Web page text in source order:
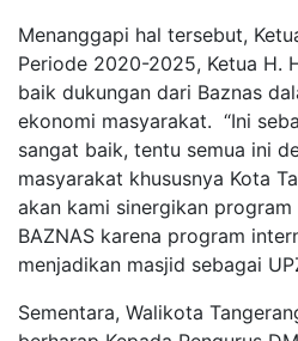
Menanggapi hal tersebut,
Periode 2020-2025, Ketua H.
baik dukungan dari Baznas
ekonomi masyarakat. “Ini
sangat baik, tentu semua ini
masyarakat khususnya Kota
akan kami sinergikan program
BAZNAS karena program
menjadikan masjid sebagai
Sementara, Walikota